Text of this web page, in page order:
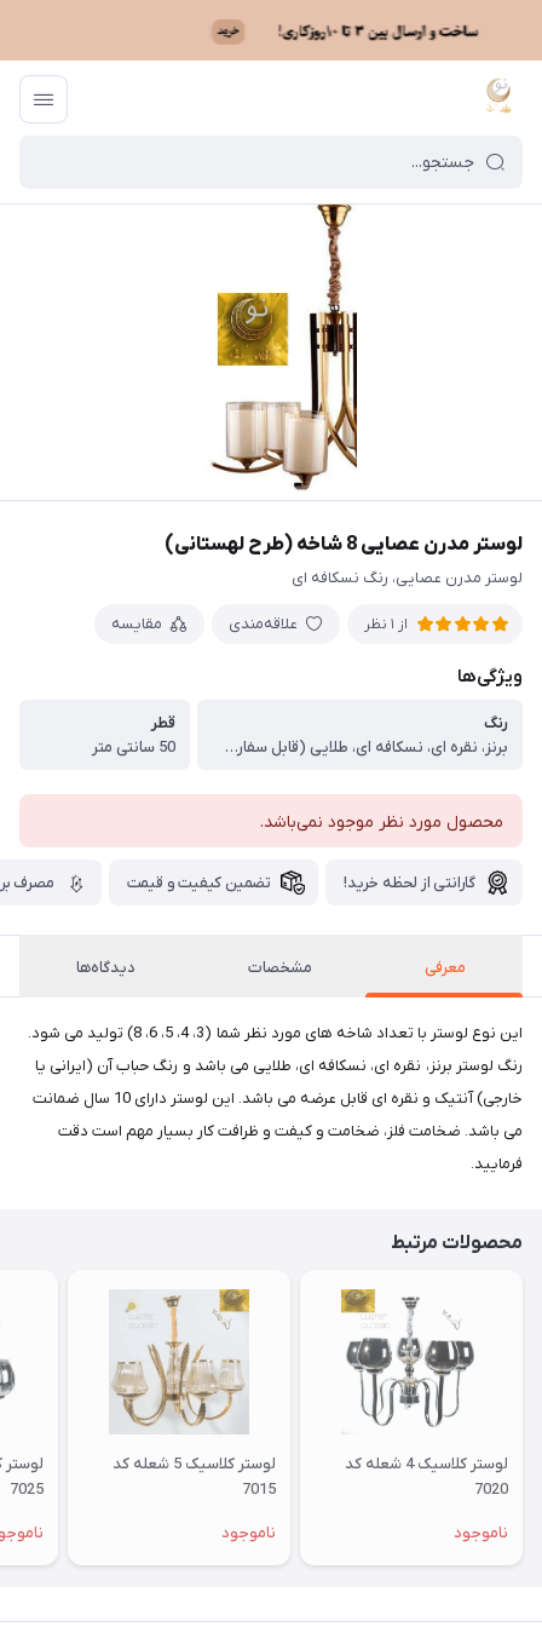
ماه نو / فهرست محصولات
لوستر مدرن عصایی 8 شاخه (طرح لهستانی)
لوستر مدرن عصایی، رنگ نسکافه ای
از 1 نظر علاقه‌مندی مقایسه
ویژگی‌ها
رنگ
برنز، نقره ای، نسکافه ای، طلایی (قابل سفارش)
قطر
50 سانتی متر
محصول مورد نظر موجود نمی‌باشد.
گارانتی از لحظه خرید! تضمین کیفیت و قیمت مصرف
معرفی مشخصات دیدگاه‌ها
این نوع لوستر با تعداد شاخه های مورد نظر شما (3، 4، 5، 6، 8) تولید می شود.
رنگ لوستر برنز، نقره ای، نسکافه ای، طلایی می باشد و رنگ حباب آن (ایرانی یا
خارجی) آنتیک و نقره ای قابل عرضه می باشد. این لوستر دارای 10 سال ضمانت
می باشد. ضخامت فلز، ضخامت و کیفت و ظرافت کار بسیار مهم است دقت
فرمایید.
محصولات مرتبط
لوستر کلاسیک 4 شعله کد
7020
ناموجود
لوستر کلاسیک 5 شعله کد
7015
ناموجود
7025